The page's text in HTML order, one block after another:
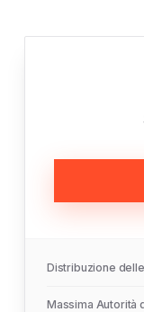
Distribuzione
Massima Autorità